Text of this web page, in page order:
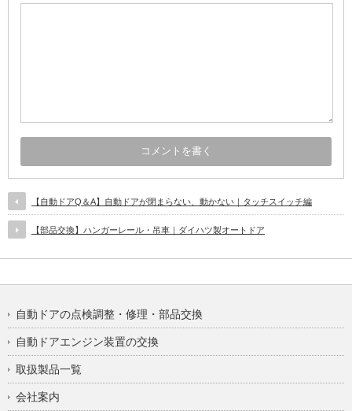
【自動ドアQ＆A】自動ドアが閉まらない、動かない｜タッチスイッチ編
【部品交換】ハンガーレール・吊車｜ダイハツ製オートドア
自動ドアの点検調整・修理・部品交換
自動ドアエンジン装置の交換
取扱製品一覧
会社案内